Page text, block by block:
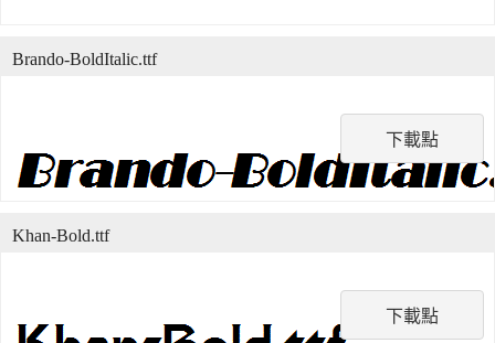
下載點
Brando-BoldItalic.ttf
下載點
Khan-Bold.ttf